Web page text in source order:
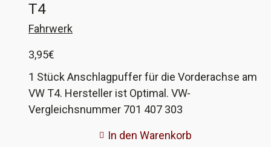
Produktkontrollen durch. Mein Eindruck von der
Firma ist sehr positiv, daher verbaue ich seit
selber zu testen. Da es bisher keine negativen
Erlebnisse gab, biete ich diese jetzt auch hier im
Shop an. Alternativ biete ich das Original von
Bosch an, Ihr könnt wählen.
T4
Fahrwerk
3,95€
1 Stück Anschlagpuffer für die Vorderachse am
VW T4. Hersteller ist Optimal. VW-
Vergleichsnummer 701 407 303
In den Warenkorb